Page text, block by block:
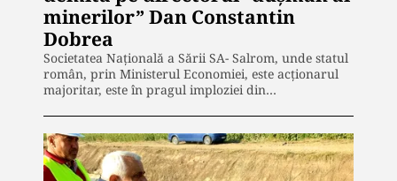
minerilor” Dan Constantin
Dobrea
Societatea Națională a Sării SA- Salrom, unde statul
român, prin Ministerul Economiei, este acționarul
majoritar, este în pragul imploziei din…